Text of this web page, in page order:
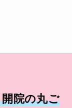
院の丸ご